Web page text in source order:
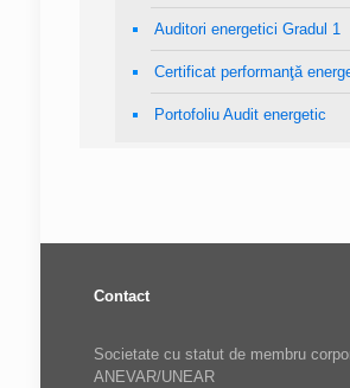
Auditori energetici Gradul 1
Certificat performanţă
Portofoliu Audit energetic
Contact
Societate cu statut de membru
ANEVAR/UNEAR